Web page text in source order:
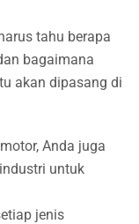
tahu berapa
bagaimana
akan dipasang di
Anda juga
untuk
jenis